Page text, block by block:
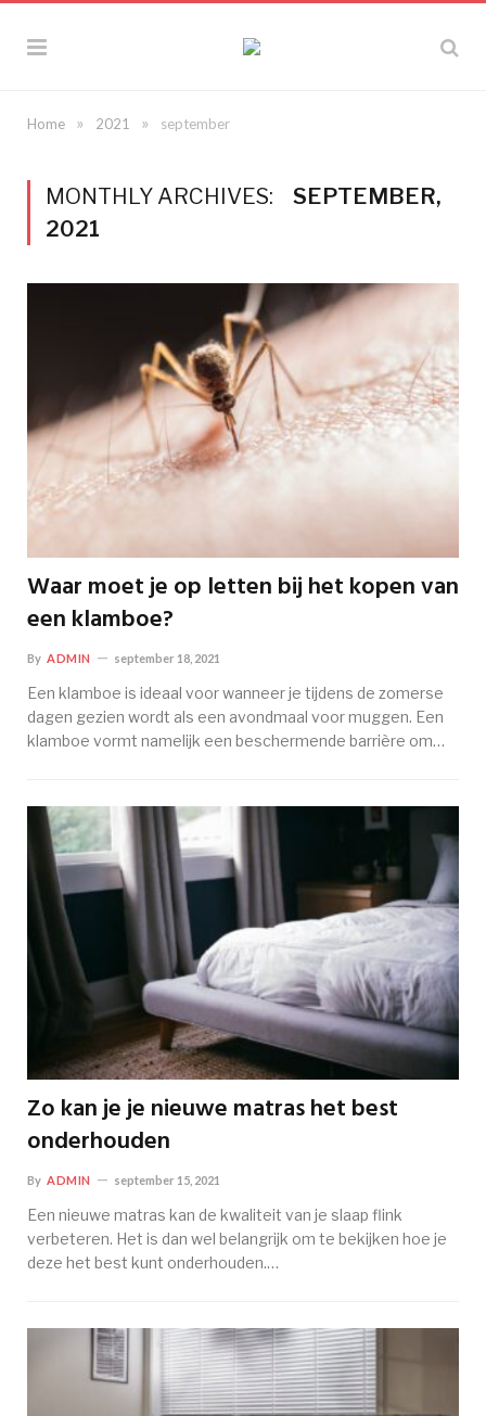
Home » 2021 » september
MONTHLY ARCHIVES:
SEPTEMBER,
2021
Waar moet je op letten bij het kopen van
een klamboe?
By ADMIN september 18, 2021
Een klamboe is ideaal voor wanneer je tijdens de zomerse
dagen gezien wordt als een avondmaal voor muggen. Een
klamboe vormt namelijk een beschermende barrière om…
Zo kan je je nieuwe matras het best
onderhouden
By ADMIN september 15, 2021
Een nieuwe matras kan de kwaliteit van je slaap flink
verbeteren. Het is dan wel belangrijk om te bekijken hoe je
deze het best kunt onderhouden.…